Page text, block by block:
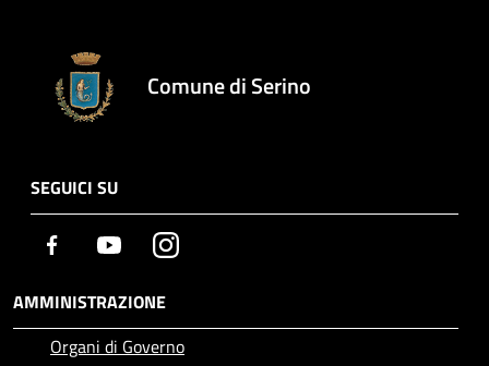
Comune di Serino
SEGUICI SU
Facebook YoutubeInstagram
AMMINISTRAZIONE
Organi di Governo